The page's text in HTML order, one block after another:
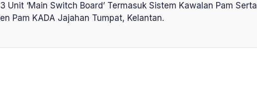
Unit ‘Main Switch Board’ Termasuk Sistem Kawalan Pam Serta
Pam KADA Jajahan Tumpat, Kelantan.